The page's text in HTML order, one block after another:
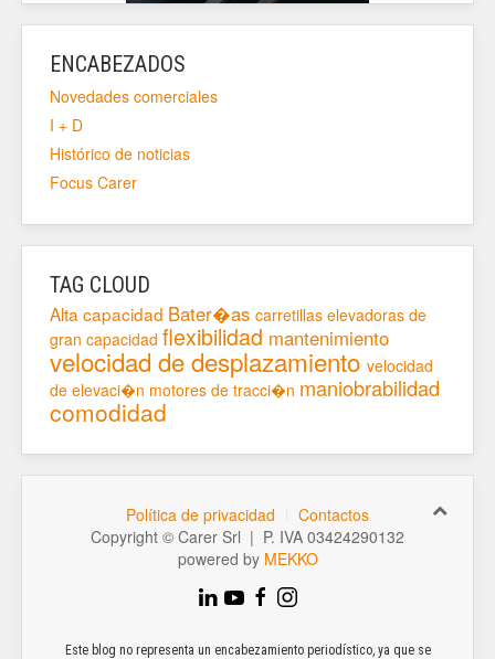
ENCABEZADOS
Novedades comerciales
I + D
Histórico de noticias
Focus Carer
TAG CLOUD
Alta capacidad Bater�as carretillas elevadoras de
gran capacidad flexibilidad mantenimiento
velocidad de desplazamiento velocidad
de elevaci�n motores de tracci�n maniobrabilidad
comodidad
Política de privacidad
Contactos
Copyright © Carer Srl | P. IVA 03424290132
powered by MEKKO
Este blog no representa un encabezamiento periodístico, ya que se